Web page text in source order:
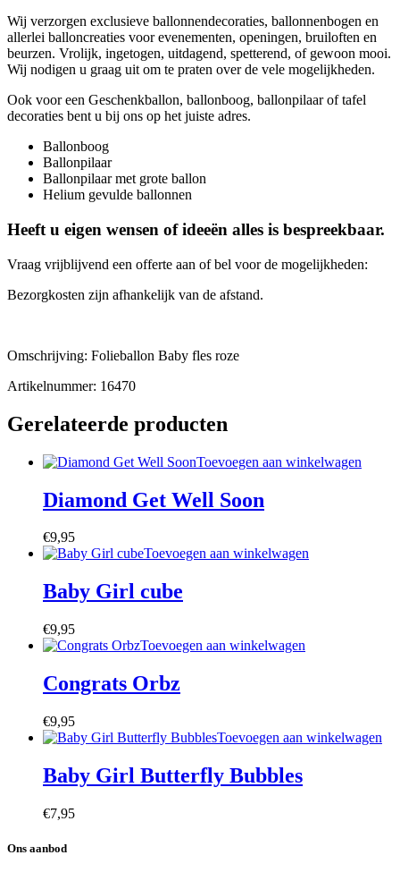
Wij verzorgen exclusieve ballonnendecoraties, ballonnenbogen en
allerlei balloncreaties voor evenementen, openingen, bruiloften en
beurzen. Vrolijk, ingetogen, uitdagend, spetterend, of gewoon mooi.
Wij nodigen u graag uit om te praten over de vele mogelijkheden.
Ook voor een Geschenkballon, ballonboog, ballonpilaar of tafel
decoraties bent u bij ons op het juiste adres.
Ballonboog
Ballonpilaar
Ballonpilaar met grote ballon
Helium gevulde ballonnen
Heeft u eigen wensen of ideeën alles is bespreekbaar.
Vraag vrijblijvend een offerte aan of bel voor de mogelijkheden:
Bezorgkosten zijn afhankelijk van de afstand.
Omschrijving: Folieballon Baby fles roze
Artikelnummer: 16470
Gerelateerde producten
Toevoegen aan winkelwagen
Diamond Get Well Soon
€9,95
Toevoegen aan winkelwagen
Baby Girl cube
€9,95
Toevoegen aan winkelwagen
Congrats Orbz
€9,95
Toevoegen aan winkelwagen
Baby Girl Butterfly Bubbles
€7,95
Ons aanbod